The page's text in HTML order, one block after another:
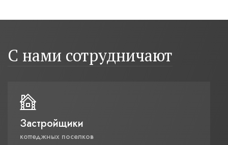
С нами сотрудничают
Застройщики
коттеджных поселков